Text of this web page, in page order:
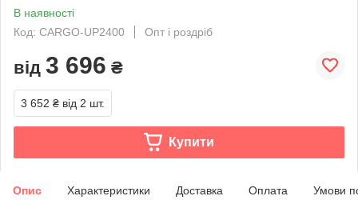
В наявності
Код: CARGO-UP2400
Опт і роздріб
від 3 696 ₴
3 652 ₴ від 2 шт.
Купити
Опис Характеристики Доставка Оплата Умови